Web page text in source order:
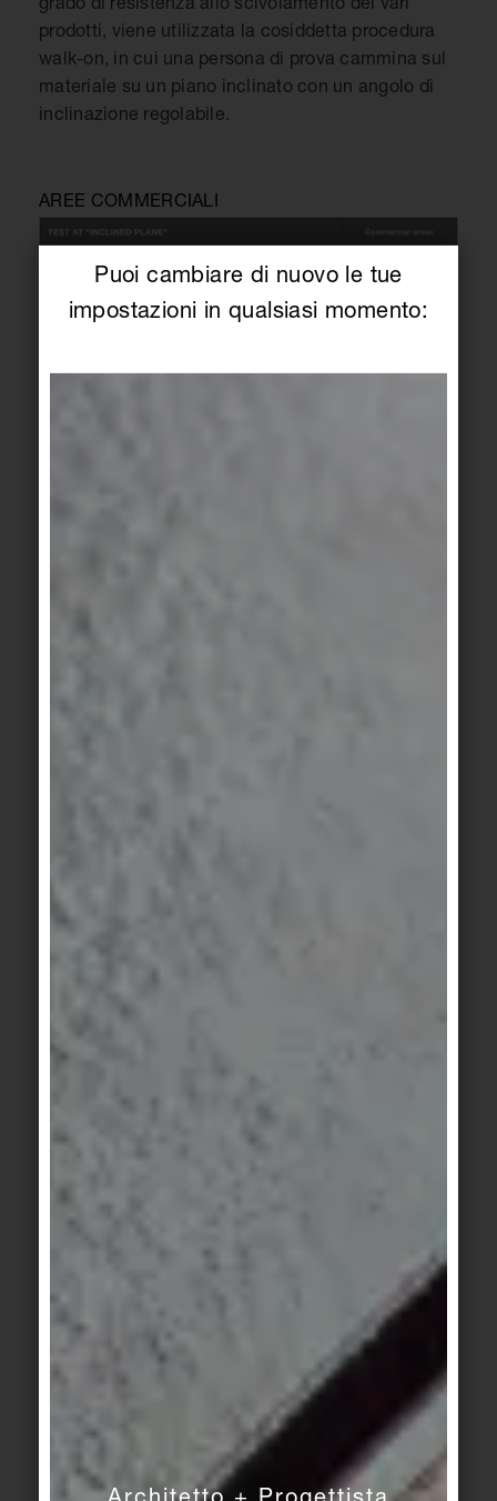
Puoi cambiare di nuovo le tue
impostazioni in qualsiasi momento:
prodotti, viene utilizzata la cosiddetta procedura
walk-on, in cui una persona di prova cammina sul
materiale su un piano inclinato con un angolo di
inclinazione regolabile.
AREE COMMERCIALI
sono equivalenti agli angoli di inclinazione
visualizzati dai pendii/rampa!
LO SPAZIO DI SPOSTAMENTO
Una superficie piana e antiscivolo non è
lubrificanti;
è necessario creare anche uno spazio
di spostamento sotto il piano di calpestio.
spazio di spostamento (V4-V10) è la
aperta tra il piano di calpestio superiore e il piano
di drenaggio nel caso di superfici profilate.
NORME RIDEFINITE: LA SUPERFICIE A GRIGLIA